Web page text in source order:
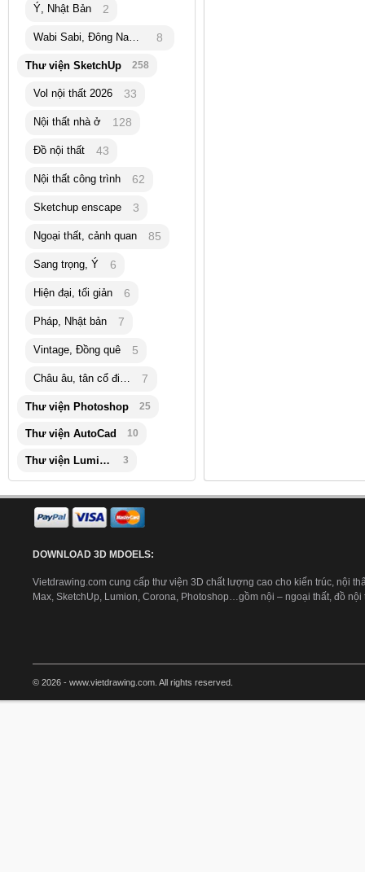
Ý, Nhật Bản 2
Wabi Sabi, Đông Nam Á 8
Thư viện SketchUp 258
Vol nội thất 2026 33
Nội thất nhà ở 128
Đồ nội thất 43
Nội thất công trình 62
Sketchup enscape 3
Ngoại thất, cảnh quan 85
Sang trọng, Ý 6
Hiện đại, tối giản 6
Pháp, Nhật bản 7
Vintage, Đồng quê 5
Châu âu, tân cổ điển 7
Thư viện Photoshop 25
Thư viện AutoCad 10
Thư viện Lumion 3
DOWNLOAD 3D MDOELS:
Vietdrawing.com cung cấp thư viện 3D chất lượng cao cho kiến trúc, nội
Max, SketchUp, Lumion, Corona, Photoshop…gồm nội – ngoại thất, đồ nội
© 2026 - www.vietdrawing.com. All rights reserved.